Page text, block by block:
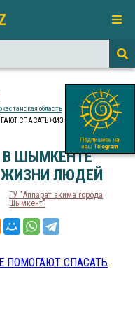
область
СПАСАТЬ ЖИЗНИ ЛЮДЕЙ
ШЫМКЕНТЕ
ЛЮДЕЙ
​ГУ "Аппарат акима города
Шымкент"